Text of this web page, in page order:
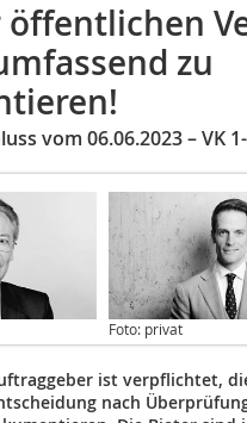
öffentlichen
zu
vom 06.06.2023 – VK
Foto: privat
ist verpflichtet,
nach